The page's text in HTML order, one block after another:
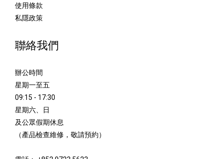
使用條款
私隱政策
聯絡我們
辦公時間
星期一至五
09:15 - 17:30
星期六、日
及公眾假期休息
（產品檢查維修，敬請預約）